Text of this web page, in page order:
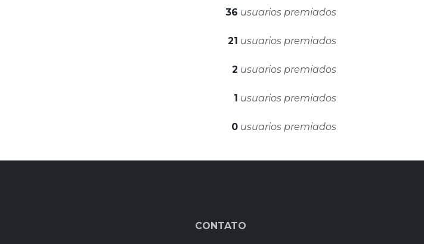
36 usuarios premiados
21 usuarios premiados
2 usuarios premiados
1 usuarios premiados
0 usuarios premiados
CONTATO